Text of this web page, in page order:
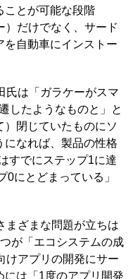
ことが可能な段階
）だけでなく、サード
自動車にインストー
は「ガラケーがスマ
したようなものと」と
）閉じていたものにソ
になれば、製品の性格
すでにステップ1に達
0にとどまっている」
ざまな問題が立ちは
が「エコシステムの成
けアプリの開発にサー
には「1度のアプリ開発